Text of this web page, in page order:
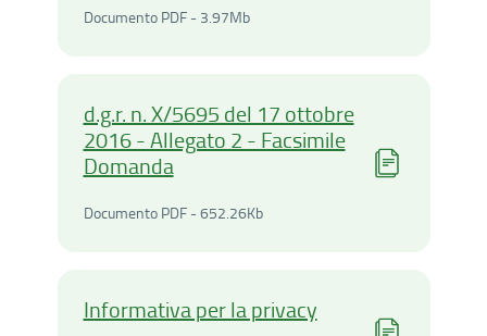
Documento PDF - 3.97MbDocumento PDF -
d.g.r. n. X/5695 del 17 ottobre
2016 - Allegato 2 - Facsimile
Domanda
Documento PDF - 652.26KbDocumento PDF -
Informativa per la privacy